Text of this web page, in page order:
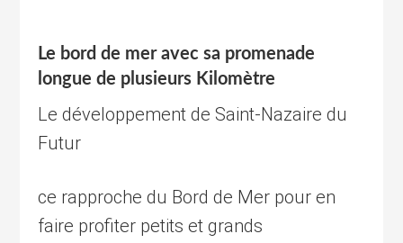
Le bord de mer avec sa promenade
longue de plusieurs Kilomètre
Le développement de Saint-Nazaire du
Futur
ce rapproche du Bord de Mer pour en
faire profiter petits et grands